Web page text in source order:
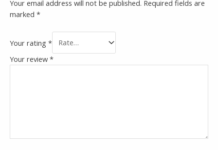
Your email address will not be published. Required fields are
marked *
Your rating *
Your review *